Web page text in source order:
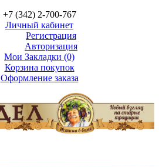
+7 (342) 2-700-767
Личный кабинет
Регистрация
Авторизация
Мои Закладки (0)
Корзина покупок
Оформление заказа